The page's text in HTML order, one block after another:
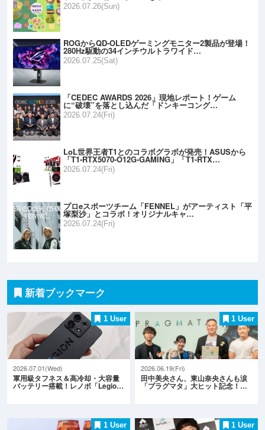
2026.07.26(Sun)
ROGからQD-OLEDゲーミングモニター2製品が登場！
280Hz駆動の34インチウルトラワイド…
2026.07.25(Sat)
「CEDEC AWARDS 2026」現地レポート！ゲーム
に“破壊”を落とし込んだ「ドンキーコング…
2026.07.24(Fri)
LoL世界王者T1とのコラボグラボが発売！ASUSから
「T1-RTX5070-O12G-GAMING」「T1-RTX…
2026.07.24(Fri)
プロeスポーツチーム「FENNEL」がアーティスト「平
塚梨沙」とコラボ！オリジナルキャ…
2026.07.24(Fri)
新着ブックマーク
1 User
2026.07.01(Wed)
軍用級タフネス＆高冷却・大容量
バッテリー搭載！レノボ「Legio…
1 User
2026.06.19(Fri)
田中美央さん、東山奈央さんも涙
「プラグマタ」大ヒット記念！…
1 User 1 User